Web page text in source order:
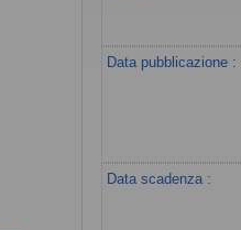
Data pubblicazione :
Data scadenza :